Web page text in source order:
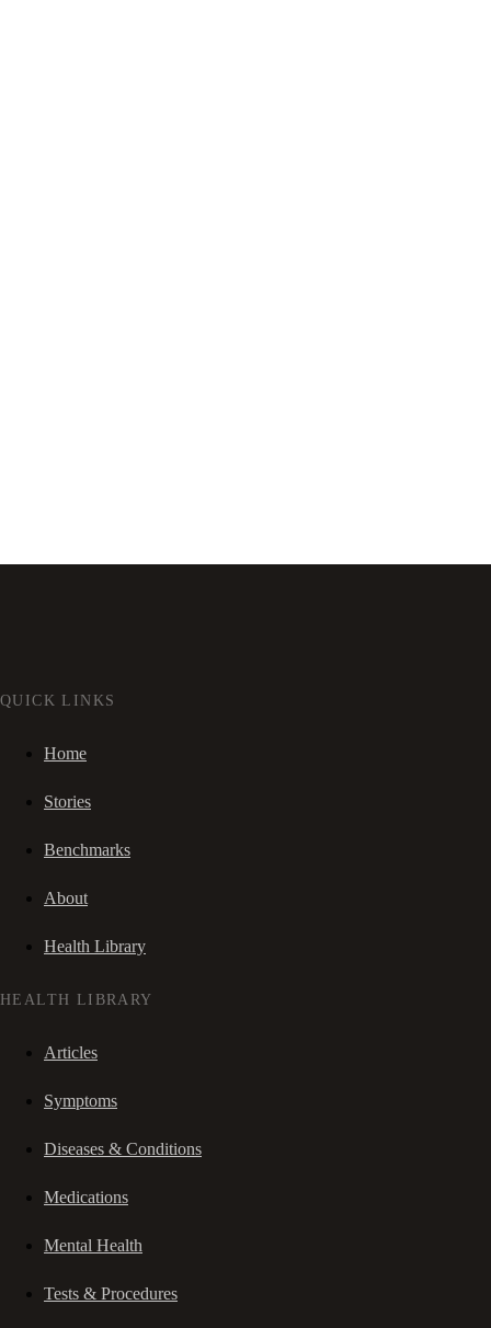
QUICK LINKS
Home
Stories
Benchmarks
About
Health Library
HEALTH LIBRARY
Articles
Symptoms
Diseases & Conditions
Medications
Mental Health
Tests & Procedures